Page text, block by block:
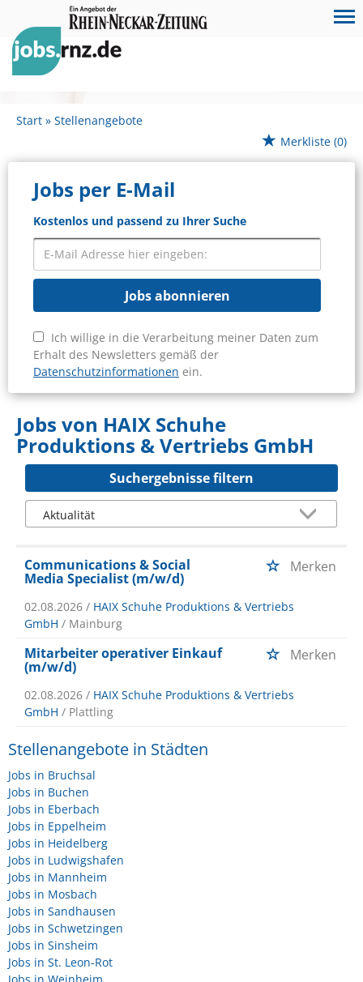
Start
Stellenangebote
Merkliste (0)
Jobs per E-Mail
Kostenlos und passend zu Ihrer Suche
Jobs abonnieren
Ich willige in die Verarbeitung meiner Daten zum
Erhalt des Newsletters gemäß der
Datenschutzinformationen ein.
Jobs von HAIX Schuhe
Produktions & Vertriebs GmbH
Suchergebnisse filtern
Communications & Social
Media Specialist (m/w/d)
Merken
02.08.2026 / HAIX Schuhe Produktions & Vertriebs
GmbH / Mainburg
Mitarbeiter operativer Einkauf
(m/w/d)
Merken
02.08.2026 / HAIX Schuhe Produktions & Vertriebs
GmbH / Plattling
Stellenangebote in Städten
Jobs in Bruchsal
Jobs in Buchen
Jobs in Eberbach
Jobs in Eppelheim
Jobs in Heidelberg
Jobs in Ludwigshafen
Jobs in Mannheim
Jobs in Mosbach
Jobs in Sandhausen
Jobs in Schwetzingen
Jobs in Sinsheim
Jobs in St. Leon-Rot